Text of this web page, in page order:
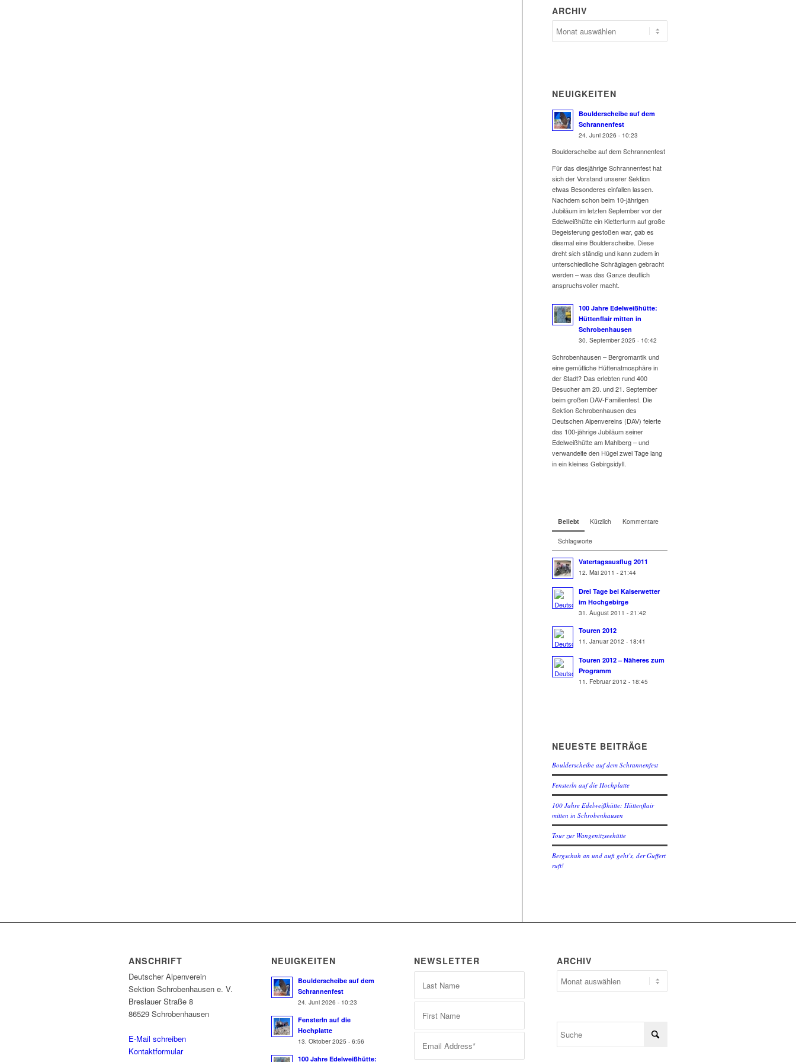
ARCHIV
NEUIGKEITEN
Boulderscheibe auf dem
Schrannenfest
24. Juni 2026 - 10:23
Boulderscheibe auf dem Schrannenfest
Für das diesjährige Schrannenfest hat
sich der Vorstand unserer Sektion
etwas Besonderes einfallen lassen.
Nachdem schon beim 10-jährigen
Jubiläum im letzten September vor der
Edelweißhütte ein Kletterturm auf große
Begeisterung gestoßen war, gab es
diesmal eine Boulderscheibe. Diese
dreht sich ständig und kann zudem in
unterschiedliche Schräglagen gebracht
werden – was das Ganze deutlich
anspruchsvoller macht.
100 Jahre Edelweißhütte:
Hüttenflair mitten in
Schrobenhausen
30. September 2025 - 10:42
Schrobenhausen – Bergromantik und
eine gemütliche Hüttenatmosphäre in
der Stadt? Das erlebten rund 400
Besucher am 20. und 21. September
beim großen DAV-Familienfest. Die
Sektion Schrobenhausen des
Deutschen Alpenvereins (DAV) feierte
das 100-jährige Jubiläum seiner
Edelweißhütte am Mahlberg – und
verwandelte den Hügel zwei Tage lang
in ein kleines Gebirgsidyll.
Beliebt Kürzlich Kommentare
Schlagworte
Vatertagsausflug 2011
12. Mai 2011 - 21:44
Drei Tage bei Kaiserwetter
im Hochgebirge
31. August 2011 - 21:42
Touren 2012
11. Januar 2012 - 18:41
Touren 2012 – Näheres zum
Programm
11. Februar 2012 - 18:45
NEUESTE BEITRÄGE
Boulderscheibe auf dem Schrannenfest
Fensterln auf die Hochplatte
100 Jahre Edelweißhütte: Hüttenflair
mitten in Schrobenhausen
Tour zur Wangenitzseehütte
Bergschuh an und aufi geht’s, der Guffert
ruft!
ANSCHRIFT
Deutscher Alpenverein
Sektion Schrobenhausen e. V.
Breslauer Straße 8
86529 Schrobenhausen
E-Mail schreiben
Kontaktformular
NEUIGKEITEN
Boulderscheibe auf dem
Schrannenfest
24. Juni 2026 - 10:23
Fensterln auf die
Hochplatte
13. Oktober 2025 - 6:56
100 Jahre Edelweißhütte:
NEWSLETTER ARCHIV